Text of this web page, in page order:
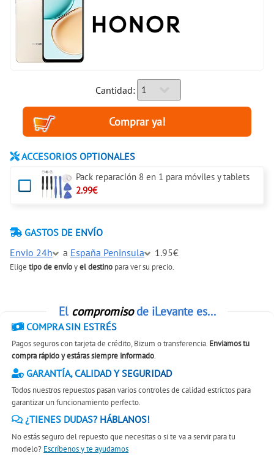
Cantidad:
ACCESORIOS OPTIONALES
Pack reparación 8 en 1 para móviles y tablets
2.99€
GASTOS DE ENVÍO
Envio 24h
a España Peninsula 1.95€
Elige tipo de envíoyel destino para ver su precio.
El compromisode iLevante es...
COMPRA SIN ESTRÉS
Pagos seguros con tarjeta de crédito, Bizum o transferencia. Enviamos tu
compra rápido y estáras siempre informado.
GARANTÍA, CALIDAD Y SEGURIDAD
Todos nuestros repuestos pasan varios controles de calidad estrictos para
garantizar un funcionamiento perfecto.
¿TIENES DUDAS? HÁBLANOS!
No estás seguro del repuesto que necesitas o si te va a servir para tu
modelo? Escríbenos y te ayudamos